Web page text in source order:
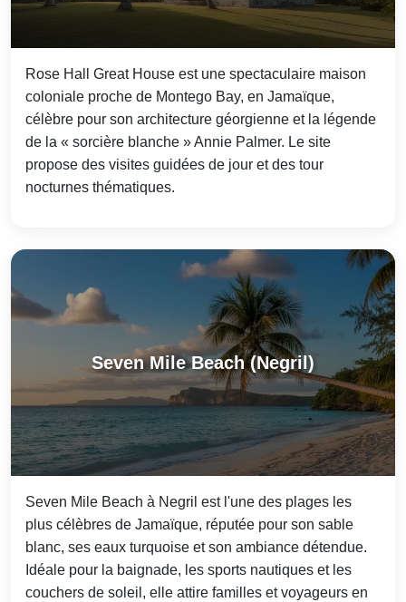
Rose Hall Great House est une spectaculaire maison
coloniale proche de Montego Bay, en Jamaïque,
célèbre pour son architecture géorgienne et la légende
de la « sorcière blanche » Annie Palmer. Le site
propose des visites guidées de jour et des tour
nocturnes thématiques.
Seven Mile Beach (Negril)
Seven Mile Beach à Negril est l'une des plages les
plus célèbres de Jamaïque, réputée pour son sable
blanc, ses eaux turquoise et son ambiance détendue.
Idéale pour la baignade, les sports nautiques et les
couchers de soleil, elle attire familles et voyageurs en